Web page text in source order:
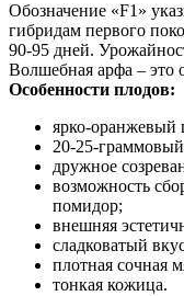
Обозначение «F1»
гибридам первого
90-95 дней.
Волшебная арфа – это
Особенности плодов:
ярко-оранжевый
20-25-граммовый
дружное
возможность
помидор;
внешняя
сладковатый
плотная сочная
тонкая кожица.